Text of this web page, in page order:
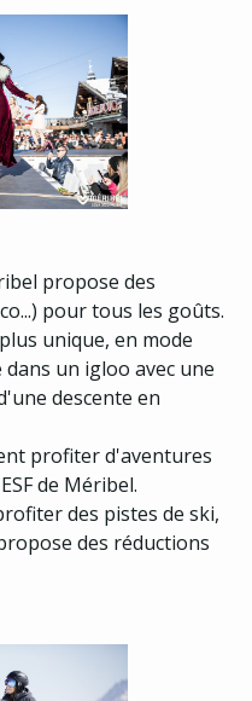
propose des
pour tous les goûts.
unique, en mode
un igloo avec une
descente en
profiter d'aventures
de Méribel.
des pistes de ski,
des réductions